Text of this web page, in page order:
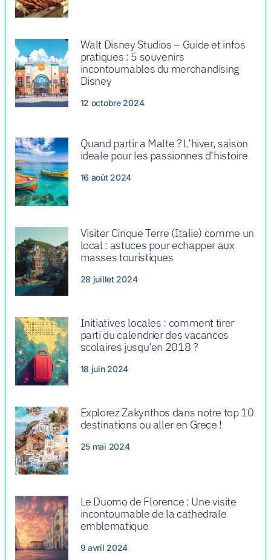
Walt Disney Studios – Guide et infos
pratiques : 5 souvenirs
incontournables du merchandising
Disney
12 octobre 2024
Quand partir a Malte ? L’hiver, saison
ideale pour les passionnes d’histoire
16 août 2024
Visiter Cinque Terre (Italie) comme un
local : astuces pour echapper aux
masses touristiques
28 juillet 2024
Initiatives locales : comment tirer
parti du calendrier des vacances
scolaires jusqu’en 2018 ?
18 juin 2024
Explorez Zakynthos dans notre top 10
destinations ou aller en Grece !
25 mai 2024
Le Duomo de Florence : Une visite
incontournable de la cathedrale
emblematique
9 avril 2024